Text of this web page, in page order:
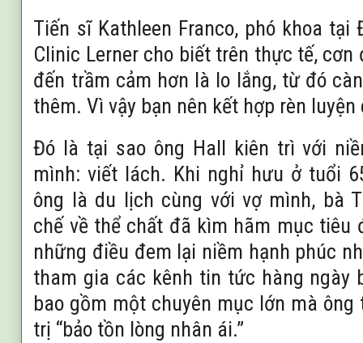
Tiến sĩ Kathleen Franco, phó khoa tại
Clinic Lerner cho biết trên thực tế,
đến trầm cảm hơn là lo lắng, từ đó
thêm. Vì vậy bạn nên kết hợp rèn
Đó là tại sao ông Hall kiên trì với
mình: viết lách. Khi nghỉ hưu ở tuổi
ông là du lịch cùng với vợ mình, bà
chế về thể chất đã kìm hãm mục tiêu
những điều đem lại niềm hạnh phúc
tham gia các kênh tin tức hàng ngày
bao gồm một chuyên mục lớn mà
trị “bảo tồn lòng nhân ái.”